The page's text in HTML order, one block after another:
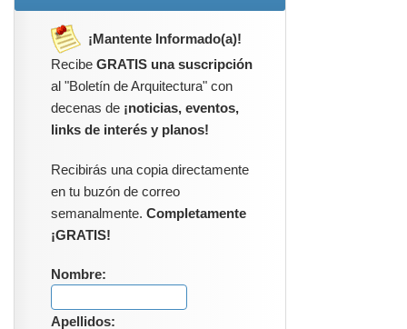
¡Mantente Informado(a)!
Recibe GRATIS una suscripción
al "Boletín de Arquitectura" con
decenas de ¡noticias, eventos,
links de interés y planos!
Recibirás una copia directamente
en tu buzón de correo
semanalmente. Completamente
¡GRATIS!
Nombre:
Apellidos: